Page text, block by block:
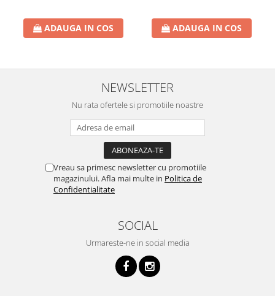
ADAUGA IN COS ADAUGA IN COS
NEWSLETTER
Nu rata ofertele si promotiile noastre
Vreau sa primesc newsletter cu promotiile
magazinului. Afla mai multe in Politica de
Confidentialitate
SOCIAL
Urmareste-ne in social media